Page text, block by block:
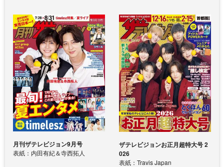
月刊ザテレビジョン9月号
表紙：内田有紀＆寺西拓人
ザテレビジョンお正月超特大号 2
026
表紙：Travis Japan